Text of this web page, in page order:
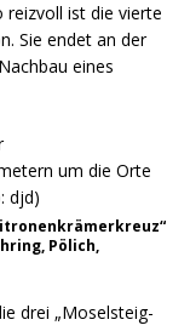
reizvoll ist die vierte
Sie endet an der
eines
Pölich,
drei „Moselsteig-